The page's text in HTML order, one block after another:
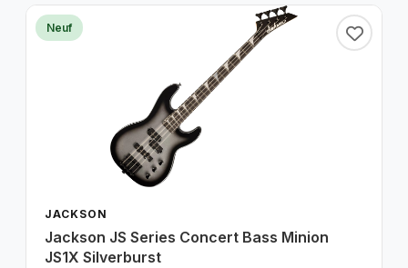
Neuf
JACKSON
Jackson JS Series Concert Bass Minion
JS1X Silverburst